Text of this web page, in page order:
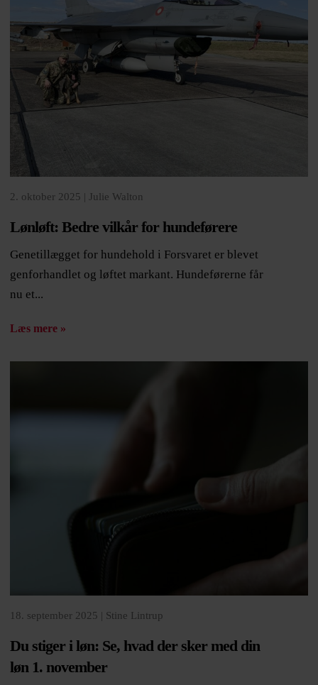
2. oktober 2025 | Julie Walton
Lønløft: Bedre vilkår for hundeførere
Genetillægget for hundehold i Forsvaret er blevet
genforhandlet og løftet markant. Hundeførerne får
nu et...
Læs mere »
18. september 2025 | Stine Lintrup
Du stiger i løn: Se, hvad der sker med din
løn 1. november